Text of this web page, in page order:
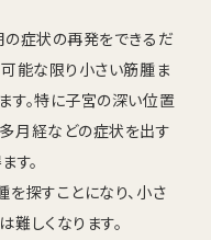
の症状の再発をできるだ
能な限り小さい筋腫ま
す。特に子宮の深い位置
月経などの症状を出す
す。
探すことになり、小さ
しくなります。